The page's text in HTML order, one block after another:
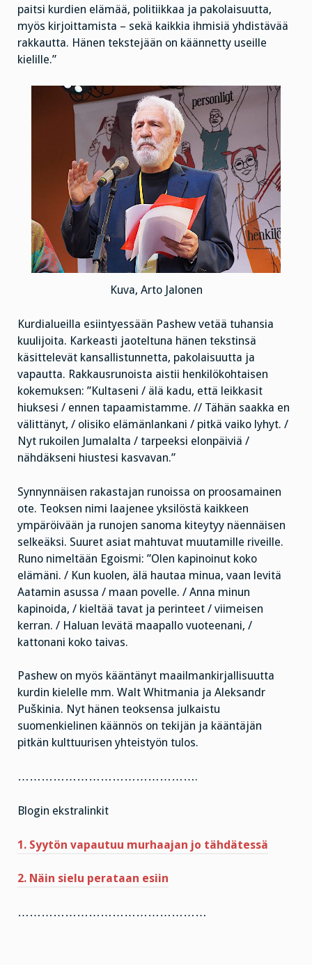
paitsi kurdien elämää, politiikkaa ja pakolaisuutta,
myös kirjoittamista – sekä kaikkia ihmisiä yhdistävää
rakkautta. Hänen tekstejään on käännetty useille
kielille.”
Kuva, Arto Jalonen
Kurdialueilla esiintyessään Pashew vetää tuhansia
kuulijoita. Karkeasti jaoteltuna hänen tekstinsä
käsittelevät kansallistunnetta, pakolaisuutta ja
vapautta. Rakkausrunoista aistii henkilökohtaisen
kokemuksen: ”Kultaseni / älä kadu, että leikkasit
hiuksesi / ennen tapaamistamme. // Tähän saakka en
välittänyt, / olisiko elämänlankani / pitkä vaiko lyhyt. /
Nyt rukoilen Jumalalta / tarpeeksi elonpäiviä /
nähdäkseni hiustesi kasvavan.”
Synnynnäisen rakastajan runoissa on proosamainen
ote. Teoksen nimi laajenee yksilöstä kaikkeen
ympäröivään ja runojen sanoma kiteytyy näennäisen
selkeäksi. Suuret asiat mahtuvat muutamille riveille.
Runo nimeltään Egoismi: ”Olen kapinoinut koko
elämäni. / Kun kuolen, älä hautaa minua, vaan levitä
Aatamin asussa / maan povelle. / Anna minun
kapinoida, / kieltää tavat ja perinteet / viimeisen
kerran. / Haluan levätä maapallo vuoteenani, /
kattonani koko taivas.
Pashew on myös kääntänyt maailmankirjallisuutta
kurdin kielelle mm. Walt Whitmania ja Aleksandr
Puškinia. Nyt hänen teoksensa julkaistu
suomenkielinen käännös on tekijän ja kääntäjän
pitkän kulttuurisen yhteistyön tulos.
……………………………………….
Blogin ekstralinkit
1. Syytön vapautuu murhaajan jo tähdätessä
2. Näin sielu perataan esiin
…………………………………………